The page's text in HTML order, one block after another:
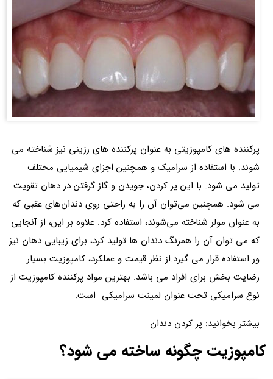
پرکننده های کامپوزیتی به عنوان پرکننده های رزینی نیز شناخته می
شوند. با استفاده از سرامیک و همچنین اجزای شیمیایی مختلف
تولید می شود. با این پر کردن، جویدن و گاز گرفتن در دهان تقویت
می شود. همچنین می‌توان آن را به راحتی روی دندان‌های عقبی که
به عنوان مولر شناخته می‌شوند، استفاده کرد. علاوه بر این، از آنجایی
که می توان آن را همرنگ دندان ها تولید کرد، برای زیبایی دهان نیز
ور استفاده قرار می گیرد.از نظر قیمت و عملکرد، کامپوزیت بسیار
رضایت بخش برای افراد می باشد. بهترین مواد پرکننده کامپوزیت از
نوع سرامیکی تحت عنوان لمینت سرامیکی است.
بیشتر بخوانید: پر کردن دندان
کامپوزیت چگونه ساخته می شود؟